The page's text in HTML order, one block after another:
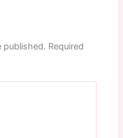
published. Required